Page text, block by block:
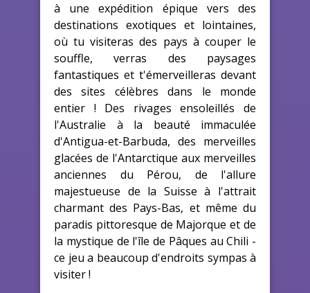
à une expédition épique vers des
destinations exotiques et lointaines,
où tu visiteras des pays à couper le
souffle, verras des paysages
fantastiques et t'émerveilleras devant
des sites célèbres dans le monde
entier ! Des rivages ensoleillés de
l'Australie à la beauté immaculée
d'Antigua-et-Barbuda, des merveilles
glacées de l'Antarctique aux merveilles
anciennes du Pérou, de l'allure
majestueuse de la Suisse à l'attrait
charmant des Pays-Bas, et même du
paradis pittoresque de Majorque et de
la mystique de l'île de Pâques au Chili -
ce jeu a beaucoup d'endroits sympas à
visiter !